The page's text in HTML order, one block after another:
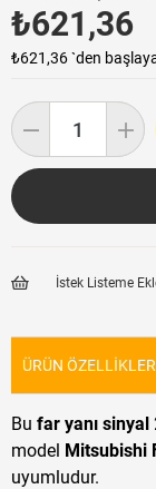
₺621,36
₺621,36`den
İstek Listeme
ÜRÜN
Bu far yanı sinyal
model Mitsubishi
uyumludur.